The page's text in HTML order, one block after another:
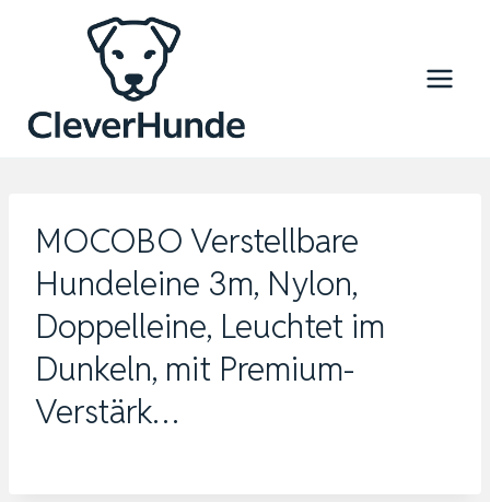
MOCOBO Verstellbare
Hundeleine 3m, Nylon,
Doppelleine, Leuchtet im
Dunkeln, mit Premium-
Verstärk…